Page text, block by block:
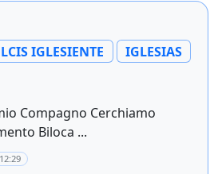
IGLESIENTE
IGLESIAS
Compagno Cerchiamo
Biloca ...